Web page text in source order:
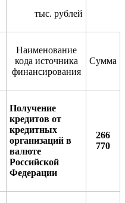
тыс. рублей
Наименование
кода источника
финансирования
Сумма
Получение
кредитов от
кредитных
организаций в
валюте
Российской
Федерации
266
770